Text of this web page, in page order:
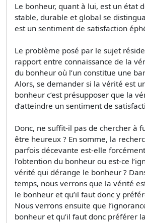
Le bonheur, quant à lui, est un état
stable, durable et global se
est un sentiment de satisfaction
Le problème posé par le sujet
rapport entre connaissance de la
du bonheur où l’un constitue une
Alors, se demander si la vérité est
bonheur c’est présupposer que la
d’atteindre un sentiment de
Donc, ne suffit-il pas de chercher à
être heureux ? En somme, la
parfois décevante est-elle
l’obtention du bonheur ou est-ce
vérité qui dérange le bonheur ?
temps, nous verrons que la vérité
le bonheur et qu’il faut donc y
Nous verrons ensuite que
bonheur et qu’il faut donc préférer